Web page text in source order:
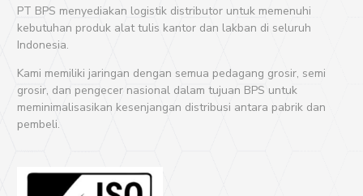
PT BPS menyediakan logistik distributor untuk memenuhi
kebutuhan produk alat tulis kantor dan lakban di seluruh
Indonesia.
Kami memiliki jaringan dengan semua pedagang grosir, semi
grosir, dan pengecer nasional dalam tujuan BPS untuk
meminimalisasikan kesenjangan distribusi antara pabrik dan
pembeli.